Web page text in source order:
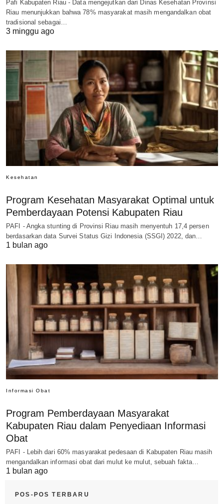
Pafi Kabupaten Riau - Data mengejutkan dari Dinas Kesehatan Provinsi
Riau menunjukkan bahwa 78% masyarakat masih mengandalkan obat
tradisional sebagai…
3 minggu ago
Kesehatan
Program Kesehatan Masyarakat Optimal untuk
Pemberdayaan Potensi Kabupaten Riau
PAFI - Angka stunting di Provinsi Riau masih menyentuh 17,4 persen
berdasarkan data Survei Status Gizi Indonesia (SSGI) 2022, dan…
1 bulan ago
Informasi Obat
Program Pemberdayaan Masyarakat
Kabupaten Riau dalam Penyediaan Informasi
Obat
PAFI - Lebih dari 60% masyarakat pedesaan di Kabupaten Riau masih
mengandalkan informasi obat dari mulut ke mulut, sebuah fakta…
1 bulan ago
POS-POS TERBARU